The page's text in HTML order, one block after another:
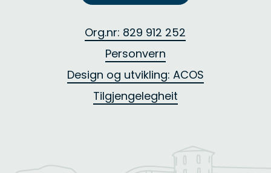
Org.nr: 829 912 252
Personvern
Design og utvikling: ACOS
Tilgjengelegheit